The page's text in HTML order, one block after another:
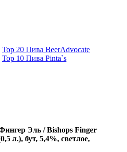
Top 20 Пива BeerAdvocate
Top 10 Пива Pinta`s
Эль / Bishops Finger
л.), бут, 5,4%, светлое,